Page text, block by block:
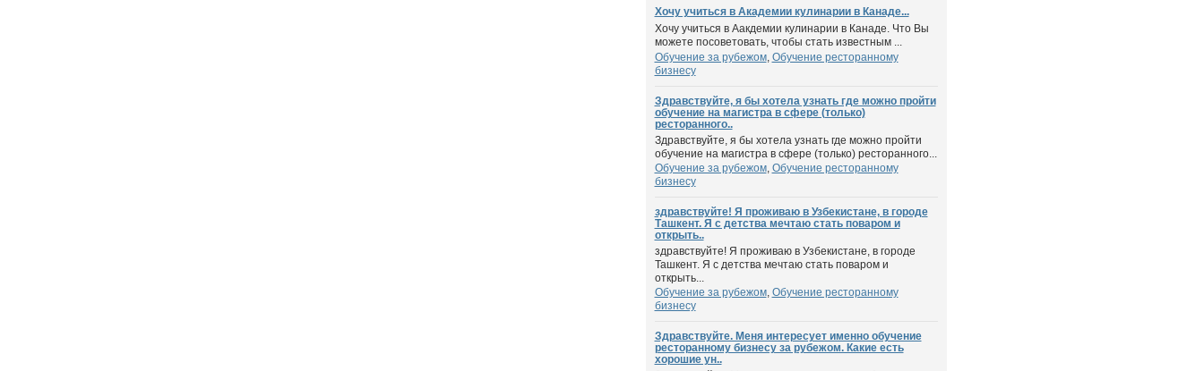
Хочу учиться в Академии кулинарии в Канаде...
Хочу учиться в Аакдемии кулинарии в Канаде. Что Вы
можете посоветовать, чтобы стать известным ...
Обучение за рубежом, Обучение ресторанному
бизнесу
Здравствуйте, я бы хотела узнать где можно пройти
обучение на магистра в сфере (только)
ресторанного..
Здравствуйте, я бы хотела узнать где можно пройти
обучение на магистра в сфере (только) ресторанного...
Обучение за рубежом, Обучение ресторанному
бизнесу
здравствуйте! Я проживаю в Узбекистане, в городе
Ташкент. Я с детства мечтаю стать поваром и
открыть..
здравствуйте! Я проживаю в Узбекистане, в городе
Ташкент. Я с детства мечтаю стать поваром и
открыть...
Обучение за рубежом, Обучение ресторанному
бизнесу
Здравствуйте. Меня интересует именно обучение
ресторанному бизнесу за рубежом. Какие есть
хорошие ун..